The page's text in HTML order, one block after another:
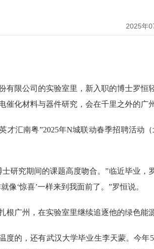
2025年
限公司的实验室里，新入职的博士罗恒
催化材料与器件研究，会在千里之外的广
汇南粤”2025年N城联动春季招聘活动
究期间的课题高度吻合。”临近毕业，
像‘惊喜’一样来到我面前了。”罗恒说。
广州，在实验室里继续追逐他的绿色
的，还有武汉大学毕业生李天蒙。今年5